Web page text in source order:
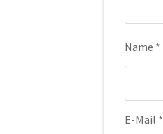
Name *
E-Mail *